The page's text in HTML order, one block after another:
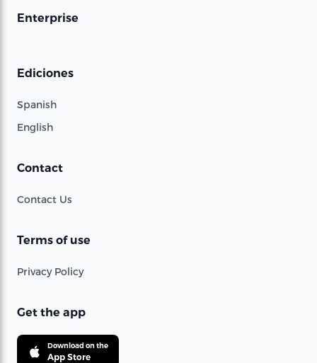
Enterprise
Ediciones
Spanish
English
Contact
Contact Us
Terms of use
Privacy Policy
Get the app
Download on the
App Store